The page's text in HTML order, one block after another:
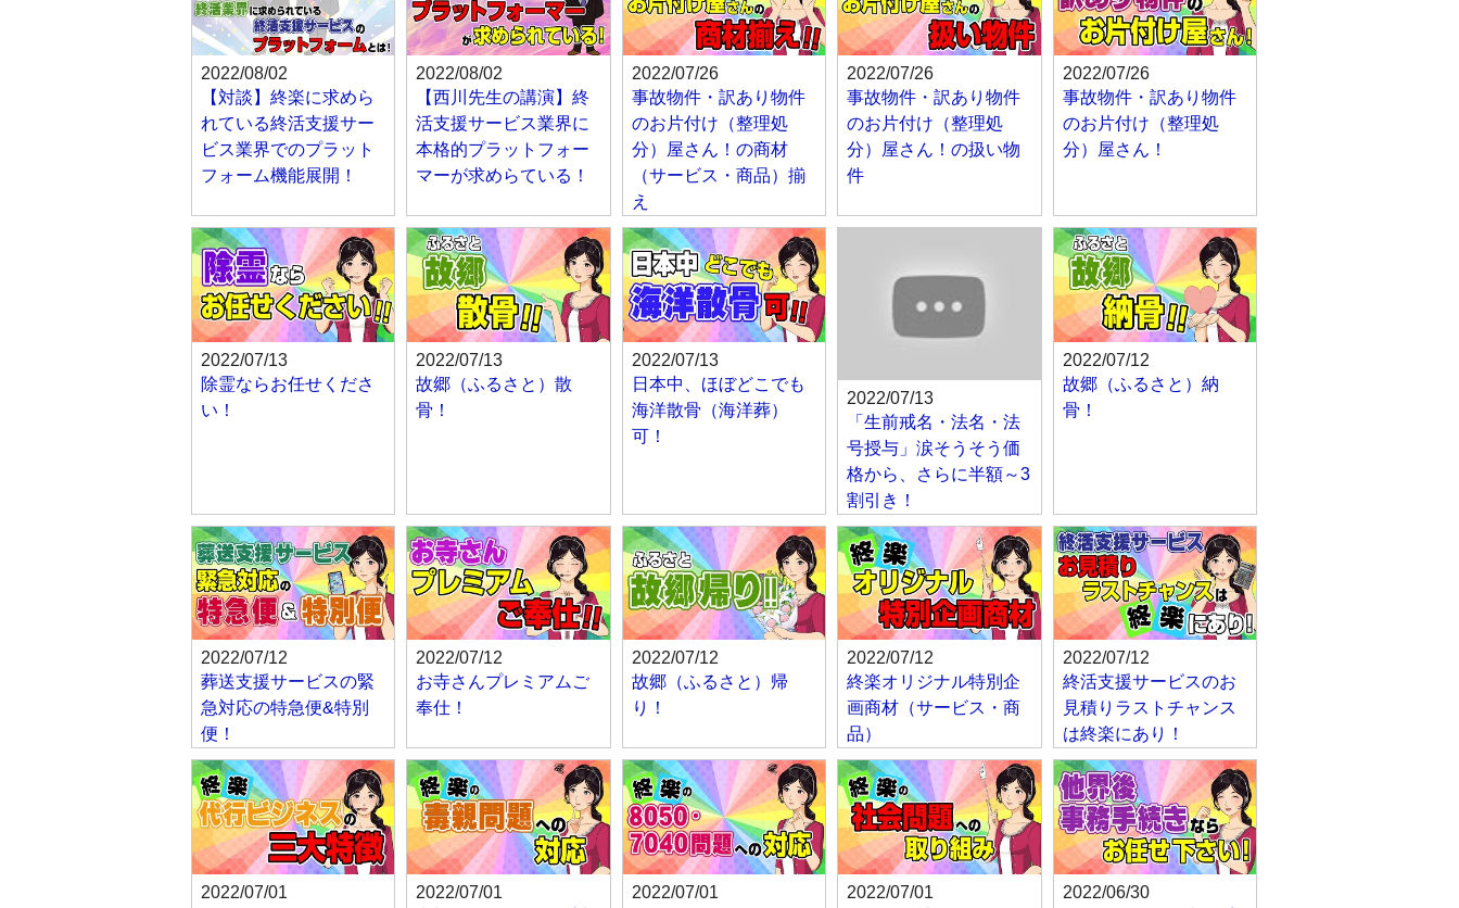
2022/08/02
【対談】終楽に求めら
れている終活支援サー
ビス業界でのプラット
フォーム機能展開！
2022/08/02
【西川先生の講演】終
活支援サービス業界に
本格的プラットフォー
マーが求めらている！
2022/07/26
事故物件・訳あり物件
のお片付け（整理処
分）屋さん！の商材
（サービス・商品）揃
え
2022/07/26
事故物件・訳あり物件
のお片付け（整理処
分）屋さん！の扱い物
件
2022/07/26
事故物件・訳あり物件
のお片付け（整理処
分）屋さん！
2022/07/13
除霊ならお任せくださ
い！
2022/07/13
故郷（ふるさと）散
骨！
2022/07/13
日本中、ほぼどこでも
海洋散骨（海洋葬）
可！
2022/07/13
「生前戒名・法名・法
号授与」涙そうそう価
格から、さらに半額～3
割引き！
2022/07/12
故郷（ふるさと）納
骨！
2022/07/12
葬送支援サービスの緊
急対応の特急便&特別
便！
2022/07/12
お寺さんプレミアムご
奉仕！
2022/07/12
故郷（ふるさと）帰
り！
2022/07/12
終楽オリジナル特別企
画商材（サービス・商
品）
2022/07/12
終活支援サービスのお
見積りラストチャンス
は終楽にあり！
2022/07/01
2022/07/01
2022/07/01
2022/07/01
2022/06/30